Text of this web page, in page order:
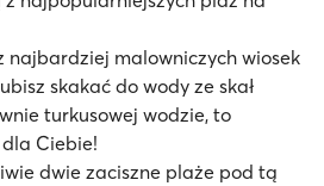
najbardziej malowniczych wiosek
skakać do wody ze skał
turkusowej wodzie, to
Ciebie!
dwie zaciszne plaże pod tą